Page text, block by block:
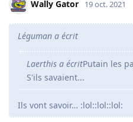
Wally Gator 19 oct. 2021
Léguman a écrit
Laerthis a écritPutain les
S'ils savaient...
Ils vont savoir… :lol::lol::lol: